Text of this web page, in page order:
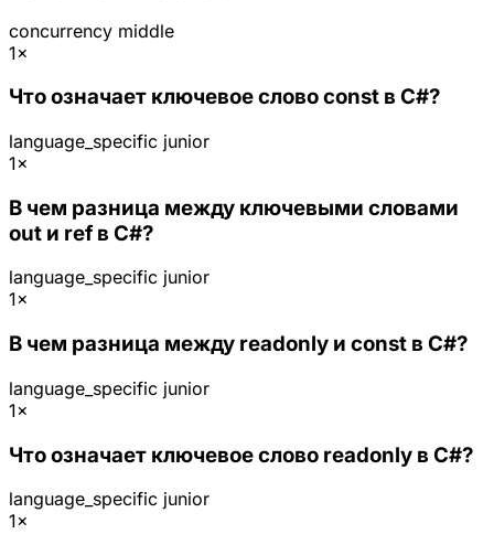
concurrency middle
1×
Что означает ключевое слово const в C#?
language_specific junior
1×
В чем разница между ключевыми словами
out и ref в C#?
language_specific junior
1×
В чем разница между readonly и const в C#?
language_specific junior
1×
Что означает ключевое слово readonly в C#?
language_specific junior
1×